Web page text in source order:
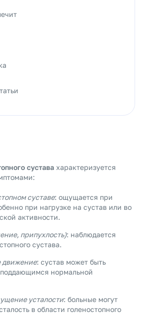
сустава характеризуется
суставе: ощущается при
при нагрузке на сустав или во
активности.
припухлость): наблюдается
сустава.
движение: сустав может быть
нормальной
усталости: больные могут
в области голеностопного